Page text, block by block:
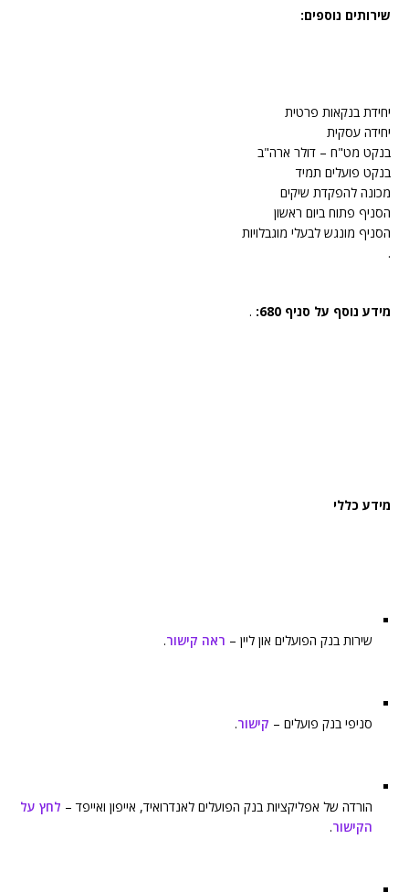
שירותים נוספים:
יחידת בנקאות פרטית
יחידה עסקית
בנקט מט"ח – דולר ארה"ב
בנקט פועלים תמיד
מכונה להפקדת שיקים
הסניף פתוח ביום ראשון
הסניף מונגש לבעלי מוגבלויות
.
מידע נוסף על סניף 680: .
מידע כללי
שירות בנק הפועלים און ליין – ראה קישור.
סניפי בנק פועלים – קישור.
הורדה של אפליקציות בנק הפועלים לאנדרואיד, אייפון ואייפד – לחץ על
הקישור.